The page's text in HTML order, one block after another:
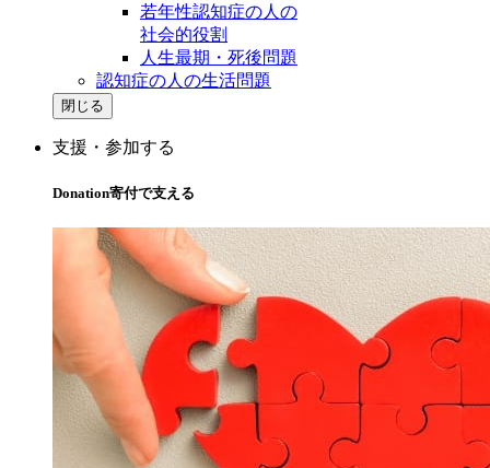
若年性認知症の人の
社会的役割
人生最期・死後問題
認知症の人の生活問題
閉じる
支援・参加する
Donation寄付で支える